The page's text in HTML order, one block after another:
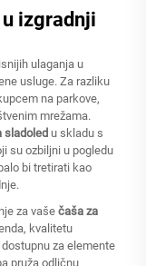
izgradnji
ulaganja u
usluge. Za razliku
na parkove,
mrežama.
sladoled u skladu s
su ozbiljni u pogledu
bi tretirati kao
za vaše čaša za
kvalitetu
za elemente
pruža odličnu